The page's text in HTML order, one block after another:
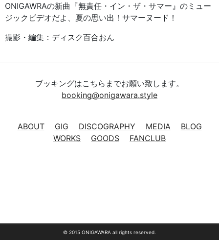
ONIGAWRAの新曲『無責任・イン・ザ・サマー』のミュー
ジックビデオだよ、夏の思い出！サマーヌード！
撮影・編集：ディスク百合おん
ブッキングはこちらまでお願い致します。
booking@onigawara.style
ABOUT GIG DISCOGRAPHY MEDIA
BLOG
WORKS
GOODS FANCLUB
© 2015 ONIGAWARA all rights reserved.